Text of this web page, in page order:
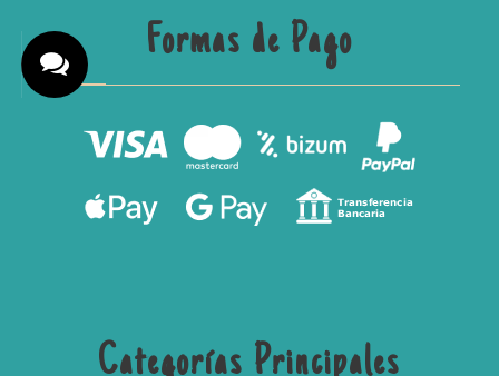
Formas de Pago
Categorías Principales